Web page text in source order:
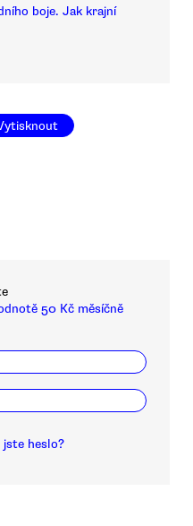
boje. Jak krajní
50 Kč měsíčně
jste heslo?